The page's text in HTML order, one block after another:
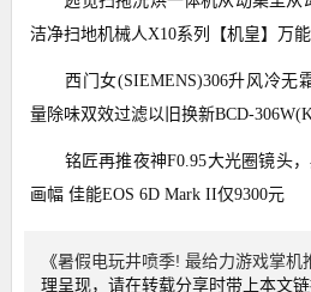
洁净扫地机械人X10系列【机皇】万
西门女(SIEMENS)306升风冷无
量除味双效过滤以旧换新BCD-
铭匠再推夜神F0.95大光圈镜头，
画幅 佳能EOS 6D Mark II仅9300元
《暑假电玩井喷季! 最给力游戏掌机
理呈现，请在转载分享时带上本文链